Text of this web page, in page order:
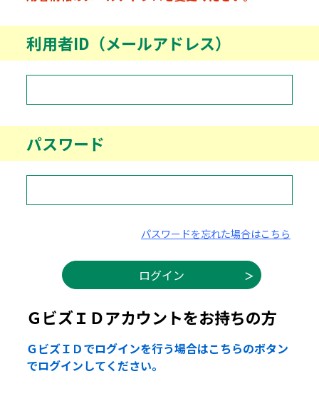
利用者ID（メールアドレス）
パスワード
パスワードを忘れた場合はこちら
ＧビズＩＤアカウントをお持ちの方
ＧビズＩＤでログインを行う場合はこちらのボタン
でログインしてください。